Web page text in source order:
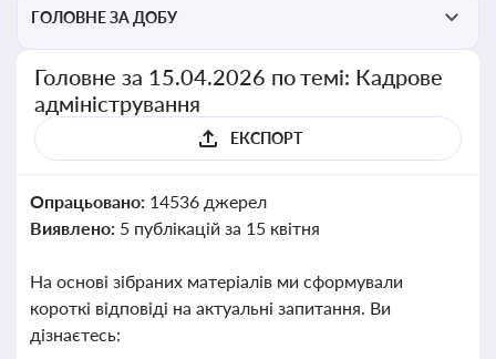
ГОЛОВНЕ ЗА ДОБУ
Головне за 15.04.2026 по темі: Кадрове
адміністрування
ЕКСПОРТ
Опрацьовано: 14536 джерел
Виявлено: 5 публікацій за 15 квітня
На основі зібраних матеріалів ми сформували
короткі відповіді на актуальні запитання. Ви
дізнаєтесь: